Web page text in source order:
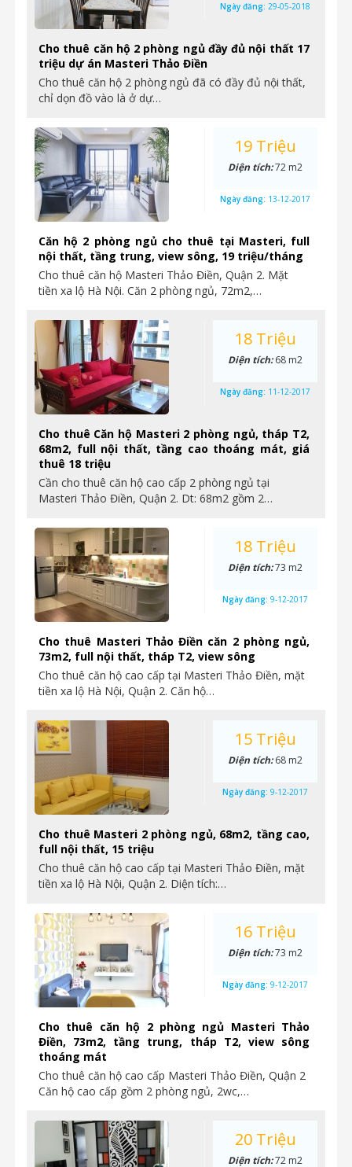
Cho thuê căn hộ 2 phòng ngủ đầy đủ nội thất 17
triệu dự án Masteri Thảo Điền
Cho thuê căn hộ 2 phòng ngủ đã có đầy đủ nội thất,
chỉ dọn đồ vào là ở dự…
Ngày đăng: 29-05-2018
Căn hộ 2 phòng ngủ cho thuê tại Masteri, full
nội thất, tầng trung, view sông, 19 triệu/tháng
Cho thuê căn hộ Masteri Thảo Điền, Quận 2. Mặt
tiền xa lộ Hà Nội. Căn 2 phòng ngủ, 72m2,…
19 Triệu
Diện tích:72 m2
Ngày đăng: 13-12-2017
Cho thuê Căn hộ Masteri 2 phòng ngủ, tháp T2,
68m2, full nội thất, tầng cao thoáng mát, giá
thuê 18 triệu
Cần cho thuê căn hộ cao cấp 2 phòng ngủ tại
Masteri Thảo Điền, Quận 2. Dt: 68m2 gồm 2…
18 Triệu
Diện tích:68 m2
Ngày đăng: 11-12-2017
Cho thuê Masteri Thảo Điền căn 2 phòng ngủ,
73m2, full nội thất, tháp T2, view sông
Cho thuê căn hộ cao cấp tại Masteri Thảo Điền, mặt
tiền xa lộ Hà Nội, Quận 2. Căn hộ…
18 Triệu
Diện tích:73 m2
Ngày đăng: 9-12-2017
Cho thuê Masteri 2 phòng ngủ, 68m2, tầng cao,
full nội thất, 15 triệu
Cho thuê căn hộ cao cấp tại Masteri Thảo Điền, mặt
tiền xa lộ Hà Nội, Quận 2. Diện tích:…
15 Triệu
Diện tích:68 m2
Ngày đăng: 9-12-2017
Cho thuê căn hộ 2 phòng ngủ Masteri Thảo
Điền, 73m2, tầng trung, tháp T2, view sông
thoáng mát
Cho thuê căn hộ cao cấp Masteri Thảo Điền, Quận 2
Căn hộ cao cấp gồm 2 phòng ngủ, 2wc,…
16 Triệu
Diện tích:73 m2
Ngày đăng: 9-12-2017
20 Triệu
Diện tích:72 m2